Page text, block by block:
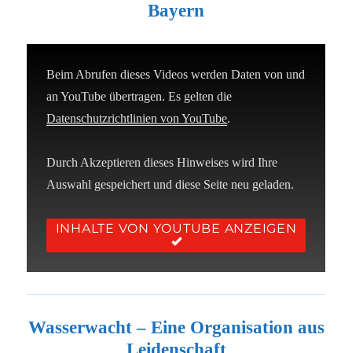
Bayern
Beim Abrufen dieses Videos werden Daten von und
an YouTube übertragen. Es gelten die
Datenschutzrichtlinien von YouTube.
Durch Akzeptieren dieses Hinweises wird Ihre
Auswahl gespeichert und diese Seite neu geladen.
INHALTE VON YOUTUBE ANZEIGEN
Wasserwacht – Eine Organisation aus
Leidenschaft